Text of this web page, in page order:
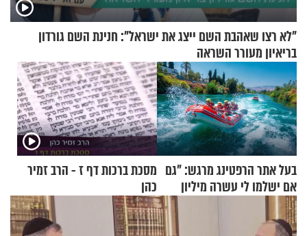
"לא רצו שאהבת השם ייצג את ישראל": חנינת השם גורדון
בריאיון מעורר השראה
בעל אתר הרפטינג מרגש: "גם
אם ישלמו לי עשרה מיליון
שקלים - לא אפתח בשבת"
מסכת ברכות דף ז - הרב זמיר
כהן